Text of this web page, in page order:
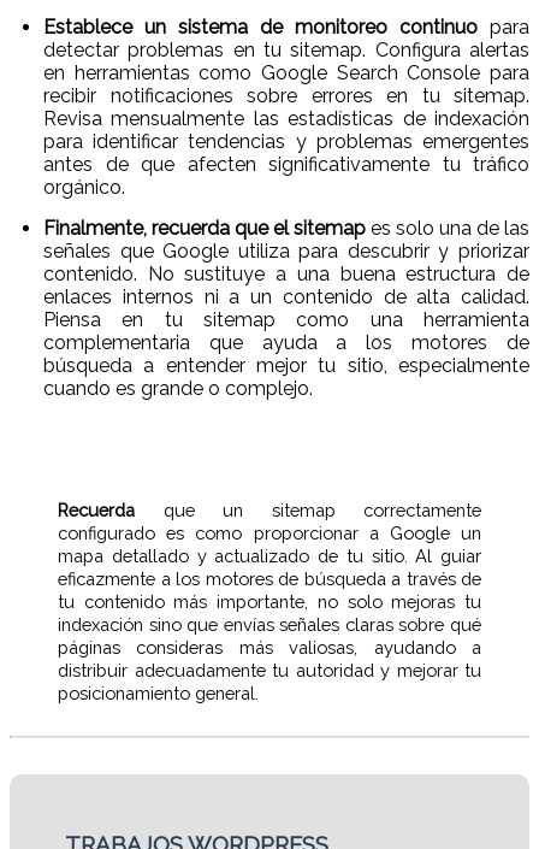
Establece un sistema de monitoreo continuo para
detectar problemas en tu sitemap. Configura alertas
en herramientas como Google Search Console para
recibir notificaciones sobre errores en tu sitemap.
Revisa mensualmente las estadísticas de indexación
para identificar tendencias y problemas emergentes
antes de que afecten significativamente tu tráfico
orgánico.
Finalmente, recuerda que el sitemap es solo una de las
señales que Google utiliza para descubrir y priorizar
contenido. No sustituye a una buena estructura de
enlaces internos ni a un contenido de alta calidad.
Piensa en tu sitemap como una herramienta
complementaria que ayuda a los motores de
búsqueda a entender mejor tu sitio, especialmente
cuando es grande o complejo.
Recuerda que un sitemap correctamente
configurado es como proporcionar a Google un
mapa detallado y actualizado de tu sitio. Al guiar
eficazmente a los motores de búsqueda a través de
tu contenido más importante, no solo mejoras tu
indexación sino que envías señales claras sobre qué
páginas consideras más valiosas, ayudando a
distribuir adecuadamente tu autoridad y mejorar tu
posicionamiento general.